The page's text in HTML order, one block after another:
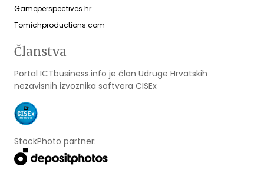
Gameperspectives.hr
Tomichproductions.com
Članstva
Portal ICTbusiness.info je član Udruge Hrvatskih
nezavisnih izvoznika softvera CISEx
StockPhoto partner: